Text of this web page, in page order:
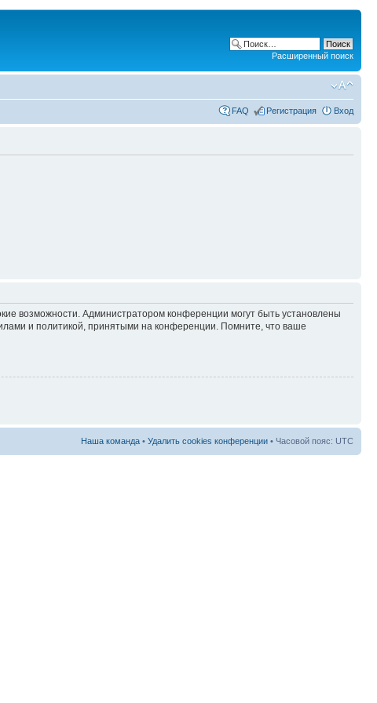
Расширенный поиск
FAQ Регистрация Вход
возможности. Администратором конференции могут быть установлены
и политикой, принятыми на конференции. Помните, что ваше
Наша команда • Удалить cookies конференции • Часовой пояс: UTC